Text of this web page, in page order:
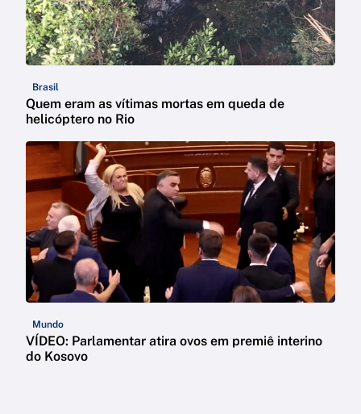
Brasil
Quem eram as vítimas mortas em queda de
helicóptero no Rio
Mundo
VÍDEO: Parlamentar atira ovos em premiê interino
do Kosovo